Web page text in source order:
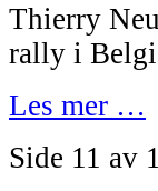
Thierry
rally i
Les mer …
Side 11 av